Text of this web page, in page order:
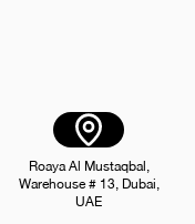
Roaya Al Mustaqbal,
Warehouse # 13, Dubai,
UAE